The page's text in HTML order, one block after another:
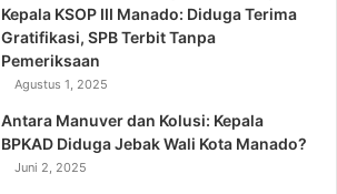
Kepala KSOP III Manado: Diduga Terima
Gratifikasi, SPB Terbit Tanpa
Pemeriksaan
Agustus 1, 2025
Antara Manuver dan Kolusi: Kepala
BPKAD Diduga Jebak Wali Kota Manado?
Juni 2, 2025